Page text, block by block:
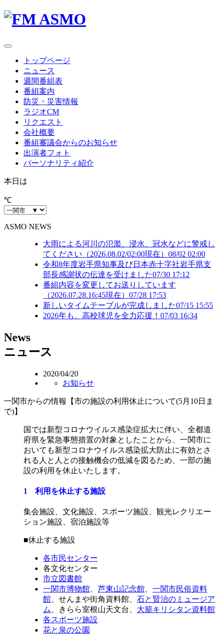
toggle
navigationトップページ
ニュース
週間番組表
番組案内
防災・災害情報
ラジオCM
リクエスト
会社概要
番組審議会からのお知らせ
出演者フォト
パーソナリティ紹介
本日は
℃
ASMO NEWS
大雨による河川の氾濫、浸水、冠水などに警戒し
てください（2026.08.02/02:00現在） 08/02 02:00
令和8年度岩手県知事及び日本赤十字社岩手県支
部長感謝状の伝達を受けました07/30 17:12
番組内容を変更してお送りしています
（2026.07.28.16:45現在） 07/28 17:53
新しいタイムテーブルが完成しました07/15 15:55
2026年も、高校球児を全力応援！ 07/03 16:34
News
ニュース
2020/04/20
お知らせ
一関市からの情報【市の施設の利用休止について(5月10日ま
で)】
国では新型コロナウイルス感染症拡大に伴い、全都道
府県を緊急事態措置の対象としたことから、一関市に
おいても新型コロナウイルス感染拡大防止に有効とさ
れる人と人との接触機会の低減を図るため、一部の施
設の利用を休止いたします。
1 利用を休止する施設
集会施設、文化施設、スポーツ施設、観光レクリエー
ション施設、宿泊施設等
■休止する施設
各市民センター
各文化センター
市立図書館
一関市博物館
芦東山記念館
一関市民俗資料
館 、せんまや街角資料館、 石と賢治のミュージア
ム
、きらら室根山天文台、 大籠キリシタン資料館
各スポーツ施設
花と泉の公園